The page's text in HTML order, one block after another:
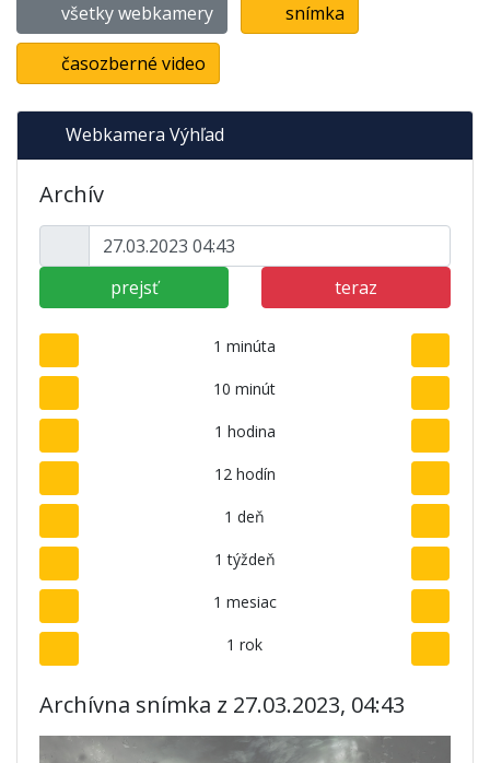
všetky webkamery snímka
časozberné video
Webkamera Výhľad
Archív
prejsť teraz
1 minúta
10 minút
1 hodina
12 hodín
1 deň
1 týždeň
1 mesiac
1 rok
Archívna snímka z 27.03.2023, 04:43